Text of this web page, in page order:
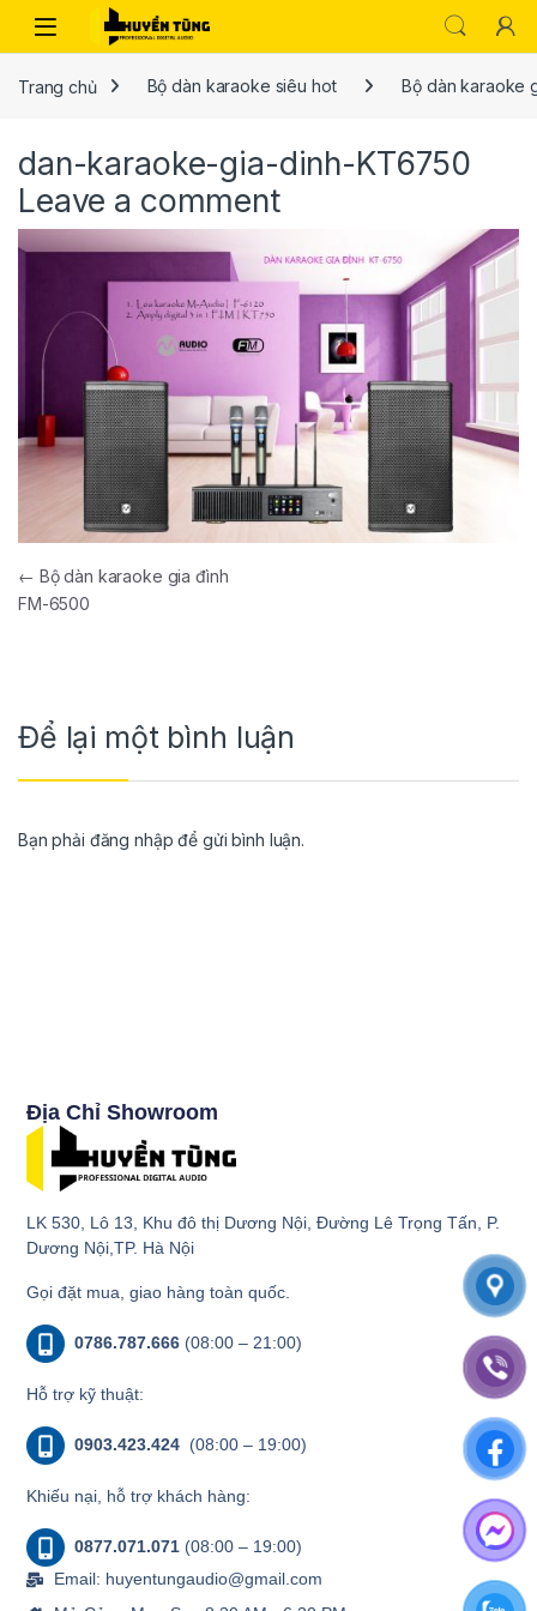
Trang chủ Bộ dàn karaoke siêu hot Bộ dàn karaoke
dan-karaoke-gia-dinh-KT6750
Leave a comment
← Bộ dàn karaoke gia đình
FM-6500
Để lại một bình luận
Bạn phải đăng nhập để gửi bình luận.
Địa Chỉ Showroom
LK 530, Lô 13, Khu đô thị Dương Nội, Đường Lê Trọng Tấn, P.
Dương Nội,TP. Hà Nội
Gọi đặt mua, giao hàng toàn quốc.
0786.787.666 (08:00 – 21:00)
Hỗ trợ kỹ thuật:
0903.423.424 (08:00 – 19:00)
Khiếu nại, hỗ trợ khách hàng:
0877.071.071 (08:00 – 19:00)
Email: huyentungaudio@gmail.com